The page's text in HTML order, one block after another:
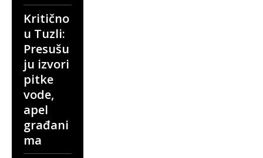
Kritično
u Tuzli:
Presušu
ju izvori
pitke
vode,
apel
građani
ma